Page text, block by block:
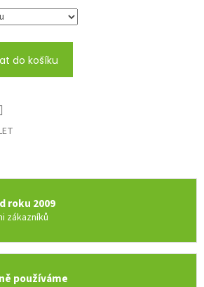
do košíku
roku 2009
zákazníků
používáme